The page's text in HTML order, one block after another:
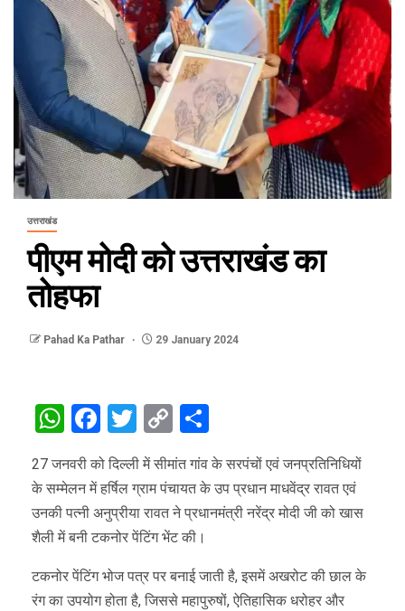
उत्तराखंड
पीएम मोदी को उत्तराखंड का
तोहफा
Pahad Ka Pathar 29 January 2024
WhatsApp
Facebook
Twitter
Copy
Link
27 जनवरी को दिल्ली में सीमांत गांव के सरपंचों एवं जनप्रतिनिधियों
के सम्मेलन में हर्षिल ग्राम पंचायत के उप प्रधान माधवेंद्र रावत एवं
उनकी पत्नी अनुप्रीया रावत ने प्रधानमंत्री नरेंद्र मोदी जी को खास
शैली में बनी टकनोर पेंटिंग भेंट की।
टकनोर पेंटिंग भोज पत्र पर बनाई जाती है, इसमें अखरोट की छाल के
रंग का उपयोग होता है, जिससे महापुरुषों, ऐतिहासिक धरोहर और